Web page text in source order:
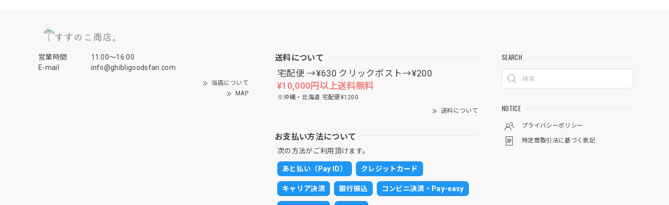
営業時間
11:00〜16:00
E-mail
info@ghibligoodsfan.com
当店について
MAP
送料について
宅配便 →¥630 クリックポスト→¥200
¥10,000円以上送料無料
※沖縄・北海道 宅配便¥1200
送料について
お支払い方法について
次の方法がご利用頂けます。
あと払い（Pay ID） クレジットカード
キャリア決済 銀行振込 コンビニ決済・Pay-easy
SEARCH
NOTICE
プライバシーポリシー
特定商取引法に基づく表記